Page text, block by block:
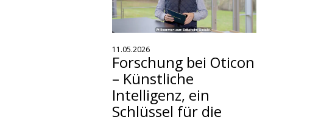
11.05.2026
Forschung bei Oticon
– Künstliche
Intelligenz, ein
Schlüssel für die